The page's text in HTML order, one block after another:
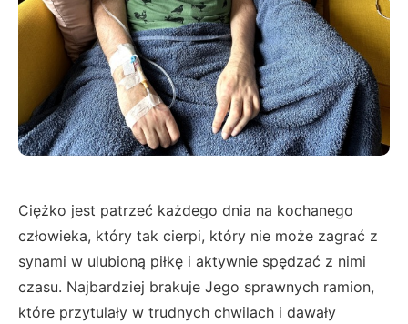
Ciężko jest patrzeć każdego dnia na kochanego
człowieka, który tak cierpi, który nie może zagrać z
synami w ulubioną piłkę i aktywnie spędzać z nimi
czasu. Najbardziej brakuje Jego sprawnych ramion,
które przytulały w trudnych chwilach i dawały